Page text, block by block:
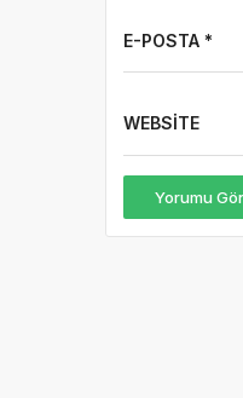
E-POSTA *
WEBSITE
Yorumu